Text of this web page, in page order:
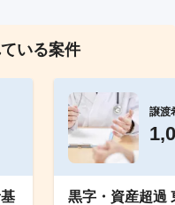
いる案件
譲渡
黒字・資産超過